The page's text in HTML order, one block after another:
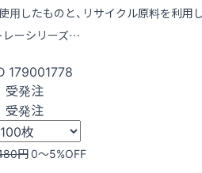
用したものと、リサイクル原料を利用
レーシリーズ…
179001778
受発注
受発注
円0〜5%OFF